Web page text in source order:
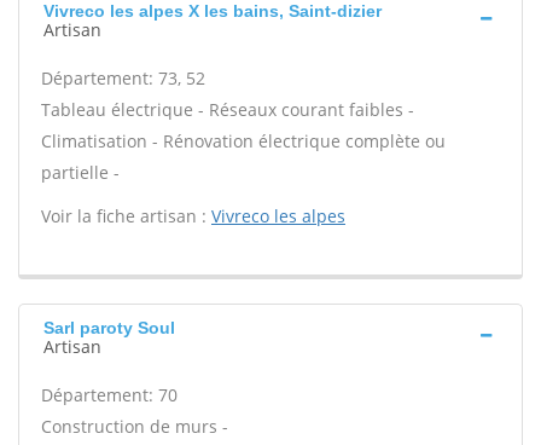
Vivreco les alpes X les bains, Saint-dizier
Artisan
Département: 73, 52
Tableau électrique - Réseaux courant faibles -
Climatisation - Rénovation électrique complète ou
partielle -
Voir la fiche artisan : Vivreco les alpes
Sarl paroty Soul
Artisan
Département: 70
Construction de murs -